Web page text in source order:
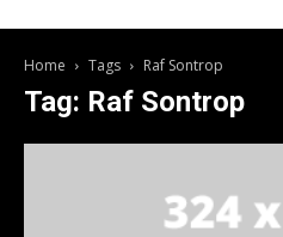
Home Tags Raf Sontrop
Tag: Raf Sontrop